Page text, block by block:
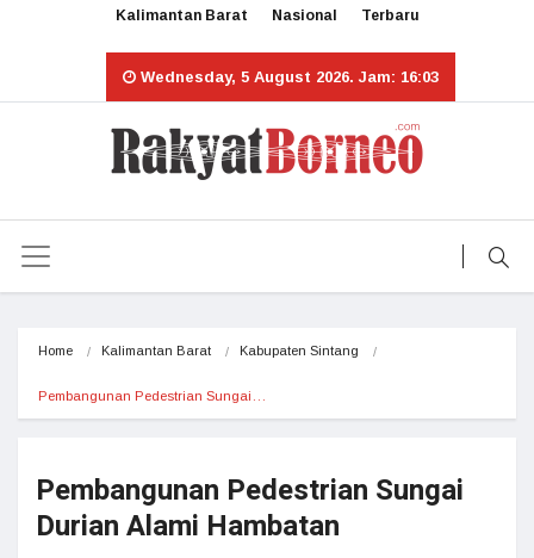
Kalimantan Barat Nasional Terbaru
Wednesday, 5 August 2026. Jam: 16:03
Home Kalimantan Barat Kabupaten Sintang
Pembangunan Pedestrian Sungai…
Pembangunan Pedestrian Sungai
Durian Alami Hambatan